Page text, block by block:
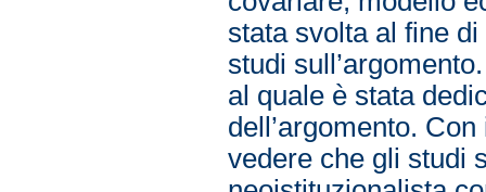
stata svolta al fine
studi
al quale è stata
dell’argomento.
vedere che gli studi